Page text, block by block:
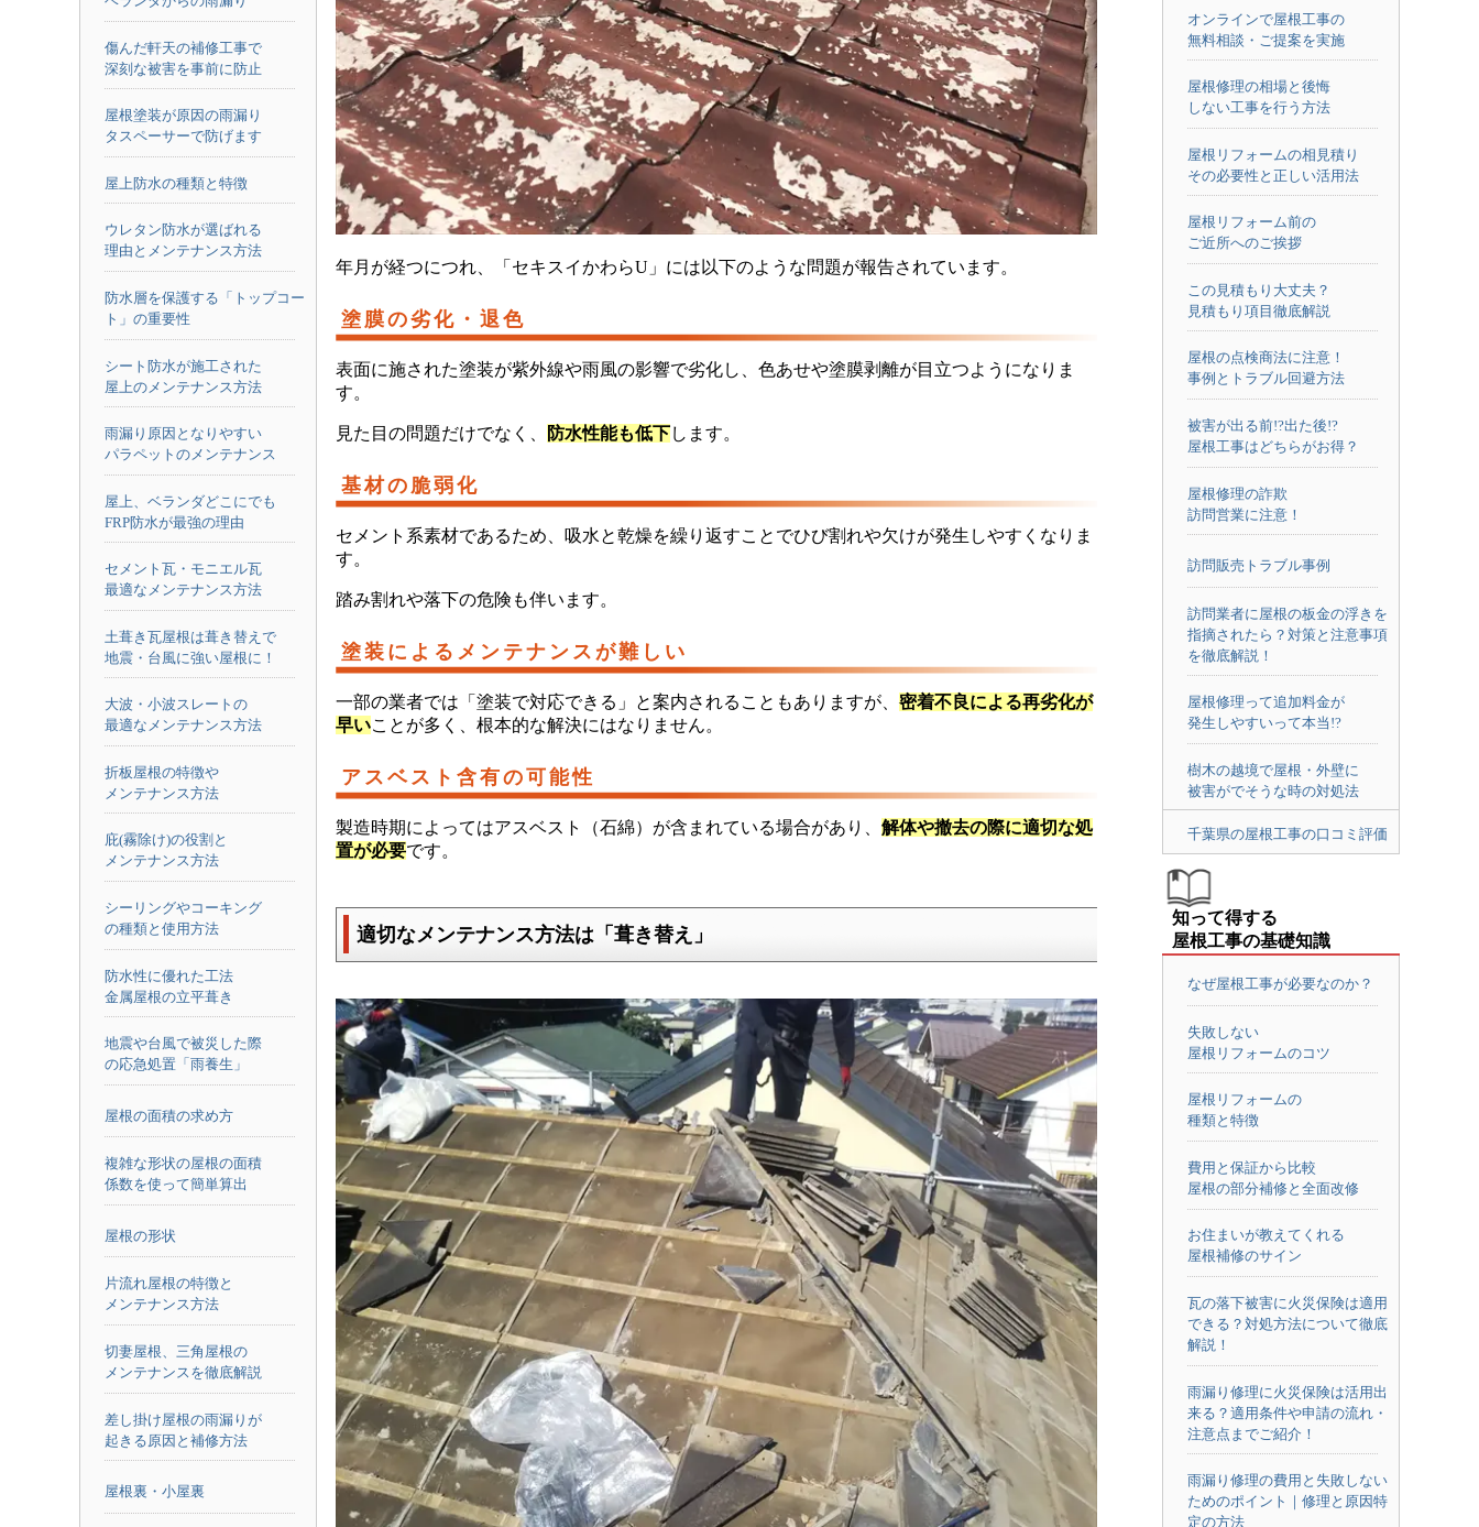
傷んだ軒天の補修工事で
深刻な被害を事前に防止
屋根塗装が原因の雨漏り
タスペーサーで防げます
屋上防水の種類と特徴
ウレタン防水が選ばれる
理由とメンテナンス方法
防水層を保護する「トップコー
ト」の重要性
シート防水が施工された
屋上のメンテナンス方法
雨漏り原因となりやすい
パラペットのメンテナンス
屋上、ベランダどこにでも
FRP防水が最強の理由
セメント瓦・モニエル瓦
最適なメンテナンス方法
土葺き瓦屋根は葺き替えで
地震・台風に強い屋根に！
大波・小波スレートの
最適なメンテナンス方法
折板屋根の特徴や
メンテナンス方法
庇(霧除け)の役割と
メンテナンス方法
シーリングやコーキング
の種類と使用方法
防水性に優れた工法
金属屋根の立平葺き
地震や台風で被災した際
の応急処置「雨養生」
屋根の面積の求め方
複雑な形状の屋根の面積
係数を使って簡単算出
屋根の形状
片流れ屋根の特徴と
メンテナンス方法
切妻屋根、三角屋根の
メンテナンスを徹底解説
差し掛け屋根の雨漏りが
起きる原因と補修方法
屋根裏・小屋裏
年月が経つにつれ、「セキスイかわらU」には以下のような問題が報告されています。
塗膜の劣化・退色
表面に施された塗装が紫外線や雨風の影響で劣化し、色あせや塗膜剥離が目立つようになりま
す。
見た目の問題だけでなく、 防水性能も低下します。
基材の脆弱化
セメント系素材であるため、吸水と乾燥を繰り返すことでひび割れや欠けが発生しやすくなりま
す。
踏み割れや落下の危険も伴います。
塗装によるメンテナンスが難しい
一部の業者では「塗装で対応できる」と案内されることもありますが、 密着不良による再劣化が
早いことが多く、根本的な解決にはなりません。
アスベスト含有の可能性
製造時期によってはアスベスト（石綿）が含まれている場合があり、 解体や撤去の際に適切な処
置が必要です。
適切なメンテナンス方法は「葺き替え」
オンラインで屋根工事の
無料相談・ご提案を実施
屋根修理の相場と後悔
しない工事を行う方法
屋根リフォームの相見積り
その必要性と正しい活用法
屋根リフォーム前の
ご近所へのご挨拶
この見積もり大丈夫？
見積もり項目徹底解説
屋根の点検商法に注意！
事例とトラブル回避方法
被害が出る前!?出た後!?
屋根工事はどちらがお得？
屋根修理の詐欺
訪問営業に注意！
訪問販売トラブル事例
訪問業者に屋根の板金の浮きを
指摘されたら？対策と注意事項
を徹底解説！
屋根修理って追加料金が
発生しやすいって本当!?
樹木の越境で屋根・外壁に
被害がでそうな時の対処法
千葉県の屋根工事の口コミ評価
知って得する
屋根工事の基礎知識
なぜ屋根工事が必要なのか？
失敗しない
屋根リフォームのコツ
屋根リフォームの
種類と特徴
費用と保証から比較
屋根の部分補修と全面改修
お住まいが教えてくれる
屋根補修のサイン
瓦の落下被害に火災保険は適用
できる？対処方法について徹底
解説！
雨漏り修理に火災保険は活用出
来る？適用条件や申請の流れ・
注意点までご紹介！
雨漏り修理の費用と失敗しない
ためのポイント｜修理と原因特
定の方法